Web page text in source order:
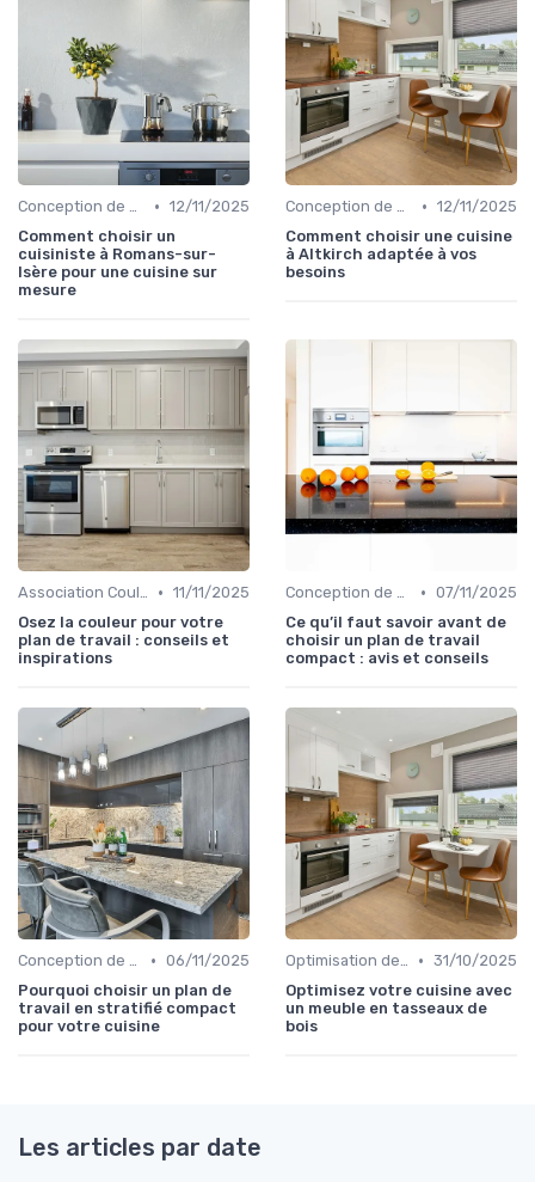
Conception de Cuisine sur Mesure • 12/11/2025
Comment choisir un
cuisiniste à Romans-sur-
Isère pour une cuisine sur
mesure
Conception de Cuisine sur Mesure • 12/11/2025
Comment choisir une cuisine
à Altkirch adaptée à vos
besoins
Association Couleurs et Matériaux • 11/11/2025
Osez la couleur pour votre
plan de travail : conseils et
inspirations
Conception de Cuisine sur Mesure • 07/11/2025
Ce qu’il faut savoir avant de
choisir un plan de travail
compact : avis et conseils
Conception de Cuisine sur Mesure • 06/11/2025
Pourquoi choisir un plan de
travail en stratifié compact
pour votre cuisine
Optimisation de l'Espace • 31/10/2025
Optimisez votre cuisine avec
un meuble en tasseaux de
bois
Les articles par date